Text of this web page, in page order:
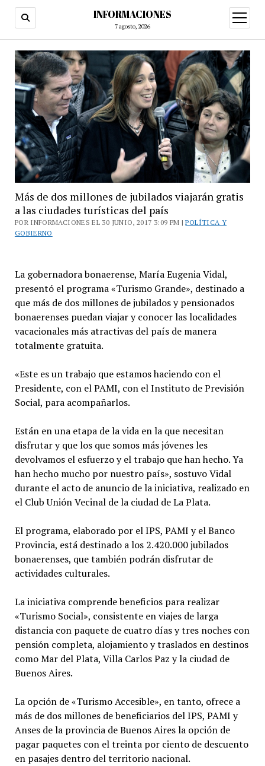
INFORMACIONES
7 agosto, 2026
abrir
menú
Más de dos millones de jubilados viajarán gratis
a las ciudades turísticas del país
POR INFORMACIONES EL 30 JUNIO, 2017 3:09 PM |POLÍTICA Y
GOBIERNO
La gobernadora bonaerense, María Eugenia Vidal,
presentó el programa «Turismo Grande», destinado a
que más de dos millones de jubilados y pensionados
bonaerenses puedan viajar y conocer las localidades
vacacionales más atractivas del país de manera
totalmente gratuita.
«Este es un trabajo que estamos haciendo con el
Presidente, con el PAMI, con el Instituto de Previsión
Social, para acompañarlos.
Están en una etapa de la vida en la que necesitan
disfrutar y que los que somos más jóvenes les
devolvamos el esfuerzo y el trabajo que han hecho. Ya
han hecho mucho por nuestro país», sostuvo Vidal
durante el acto de anuncio de la iniciativa, realizado en
el Club Unión Vecinal de la ciudad de La Plata.
El programa, elaborado por el IPS, PAMI y el Banco
Provincia, está destinado a los 2.420.000 jubilados
bonaerenses, que también podrán disfrutar de
actividades culturales.
La iniciativa comprende beneficios para realizar
«Turismo Social», consistente en viajes de larga
distancia con paquete de cuatro días y tres noches con
pensión completa, alojamiento y traslados en destinos
como Mar del Plata, Villa Carlos Paz y la ciudad de
Buenos Aires.
La opción de «Turismo Accesible», en tanto, ofrece a
más de dos millones de beneficiarios del IPS, PAMI y
Anses de la provincia de Buenos Aires la opción de
pagar paquetes con el treinta por ciento de descuento
en pasajes dentro del territorio nacional.